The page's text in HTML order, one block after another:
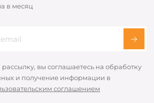
в месяц
вы соглашаетесь на обработку
и получение информации в
соглашением